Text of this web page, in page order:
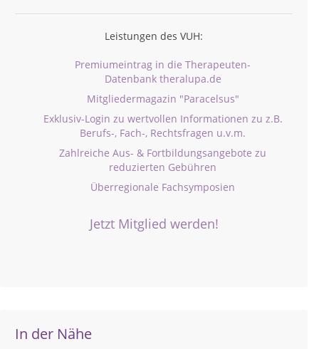
Leistungen des VUH:
Premiumeintrag in die Therapeuten-
Datenbank theralupa.de
Mitgliedermagazin "Paracelsus"
Exklusiv-Login zu wertvollen Informationen zu z.B.
Berufs-, Fach-, Rechtsfragen u.v.m.
Zahlreiche Aus- & Fortbildungsangebote zu
reduzierten Gebühren
Überregionale Fachsymposien
Jetzt Mitglied werden!
In der Nähe